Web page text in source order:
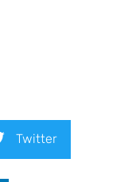
Twitter